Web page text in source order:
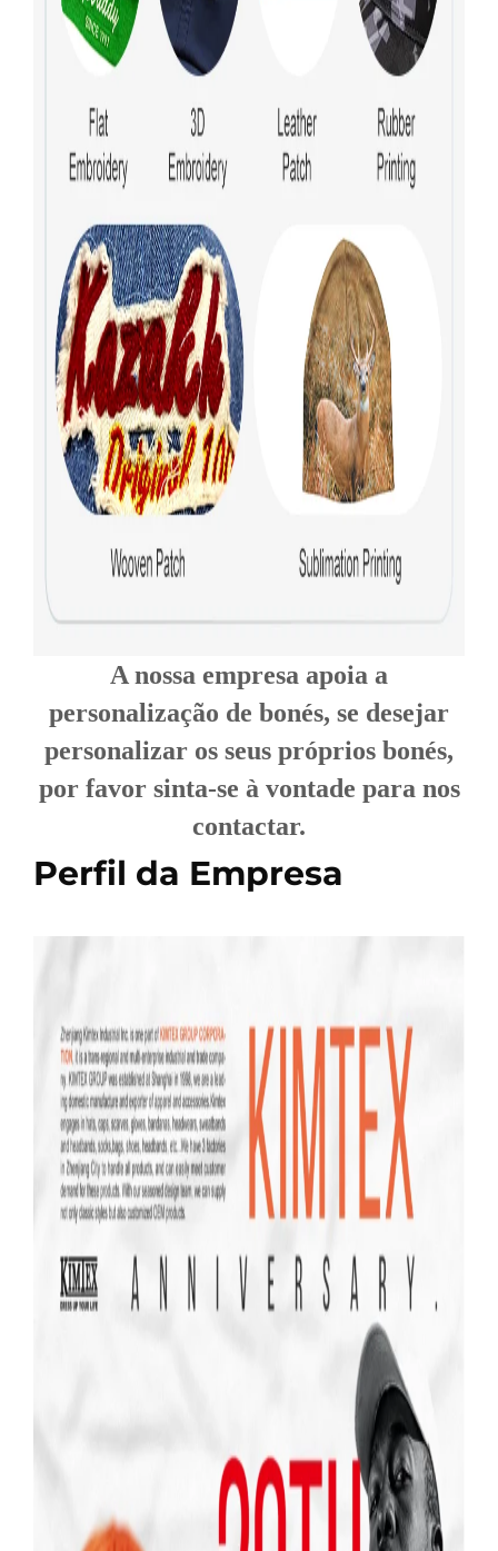
A nossa empresa apoia a
personalização de bonés, se desejar
personalizar os seus próprios bonés,
por favor sinta-se à vontade para nos
contactar.
Perfil da Empresa